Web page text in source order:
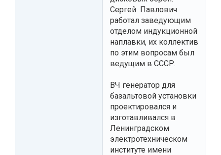
Сергей Павлович
работал заведующим
отделом индукционной
наплавки, их коллектив
по этим вопросам был
ведущим в СССР.
ВЧ генератор для
базальтовой установки
проектировался и
изготавливался в
Ленинградском
электротехническом
институте имени